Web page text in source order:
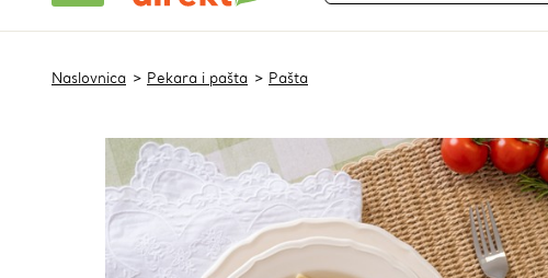
Naslovnica Pekara i pašta Pašta